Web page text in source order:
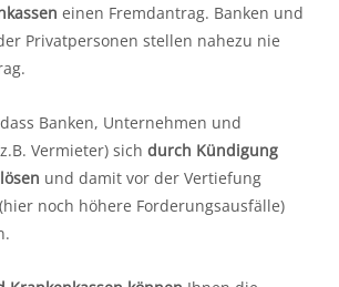
einen Fremdantrag. Banken und
Privatpersonen stellen nahezu nie
Banken, Unternehmen und
Vermieter) sich durch Kündigung
und damit vor der Vertiefung
noch höhere Forderungsausfälle)